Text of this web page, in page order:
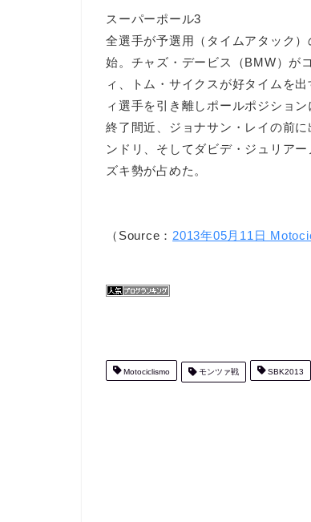
スーパーポール3
全選手が予選用（タイムアタック
始。チャズ・デービス（BMW）が
ィ、トム・サイクスが好タイムを
ィ選手を引き離しポールポジショ
終了間近、ジョナサン・レイの前
ンドリ、そしてダビデ・ジュリア
ズキ勢が占めた。
（Source： 2013年05月11日
Motociclismo モンツァ戦 SBK2013